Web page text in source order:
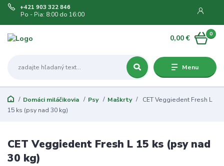
Menu
+421 903 322 846
Po - Pia: 8:00 do 16:00
0
0,00 €
Domáci miláčikovia Psy Maškrty
CET Veggiedent Fresh L
15 ks (psy nad 30 kg)
CET Veggiedent Fresh L 15 ks (psy nad
30 kg)